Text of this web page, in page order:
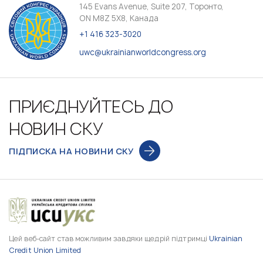
145 Evans Avenue, Suite 207, Торонто,
ON M8Z 5X8, Канада
+1 416 323-3020
uwc@ukrainianworldcongress.org
ПРИЄДНУЙТЕСЬ ДО
НОВИН СКУ
ПІДПИСКА НА НОВИНИ СКУ
Цей веб-сайт став можливим завдяки щедрій підтримці Ukrainian
Credit Union Limited